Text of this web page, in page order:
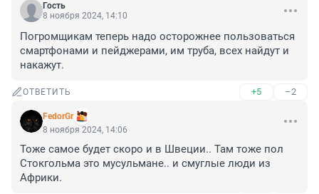
Гость
8 ноября 2024, 14:10
Погромщикам теперь надо осторожнее пользоваться
смартфонами и пейджерами, им труба, всех найдут и
накажут.
ОТВЕТИТЬ +5 –2
FedorGr
8 ноября 2024, 14:06
Тоже самое будет скоро и в Швеции.. Там тоже пол
Стокгольма это мусульмане.. и смуглые люди из
Африки.